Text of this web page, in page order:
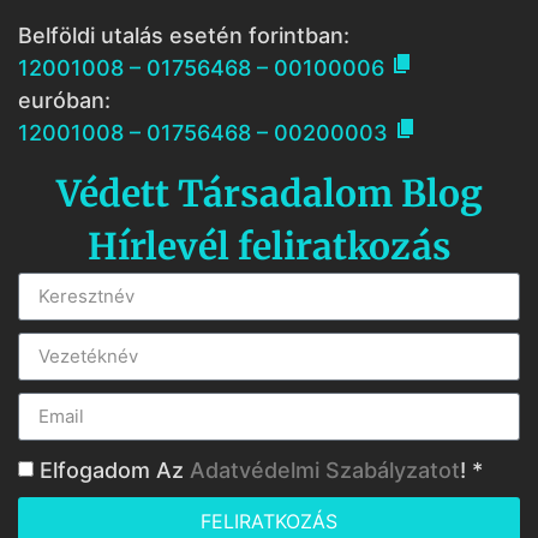
Belföldi utalás esetén forintban:
12001008 – 01756468 – 00100006 
euróban:
12001008 – 01756468 – 00200003 
Védett Társadalom Blog
Hírlevél feliratkozás
Elfogadom Az Adatvédelmi Szabályzatot! *
FELIRATKOZÁS